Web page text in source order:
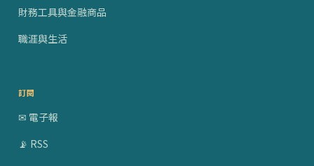
財務工具與金融商品
職涯與生活
訂閱
✉ 電子報
📡 RSS